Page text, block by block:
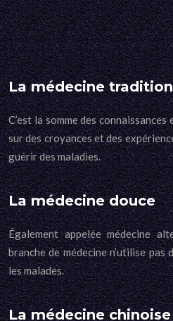
La médecine
C’est la somme des
sur des croyances et des
guérir des maladies.
La médecine douce
Également appelée médecine
branche de médecine n’utilise
les malades.
La médecine chinoise